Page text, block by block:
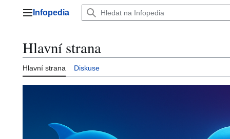
Hlavní menu
Infopedia
Hlavní strana
Hlavní strana Diskuse